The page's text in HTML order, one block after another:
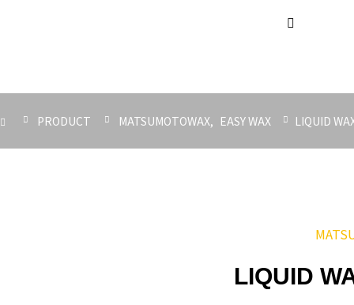
PRODUCT MATSUMOTOWAX EASY WAX LIQUID
LIQUID